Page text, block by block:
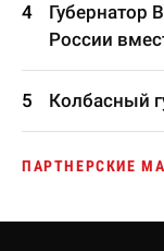
Губернатор
России
Колбасный
ПАРТНЕРСКИЕ